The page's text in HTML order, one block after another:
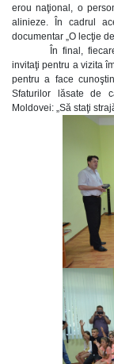
erou naţional, o
alinieze. În cadrul
documentar „O lecţie
În final,
invitaţi pentru a vizita
pentru a face
Sfaturilor lăsate de
Moldovei: „Să staţi